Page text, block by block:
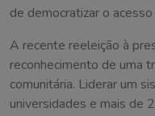
de democratizar o
A recente reeleição à
reconhecimento de uma
comunitária. Liderar um
universidades e mais de